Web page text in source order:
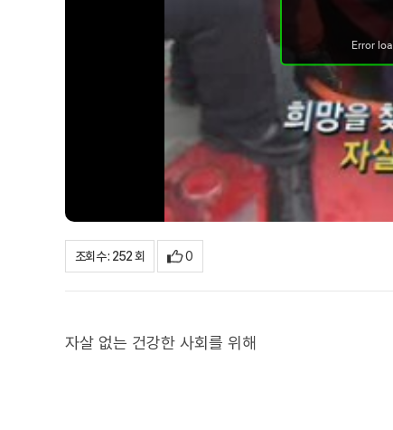
조회수 : 252 회 0
자살 없는 건강한 사회를 위해